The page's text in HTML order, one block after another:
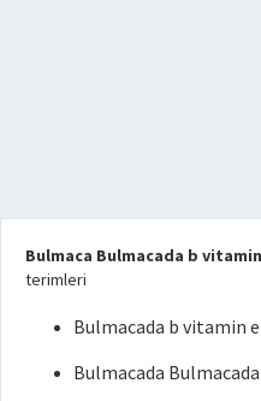
Bulmaca Bulmacada b
terimleri
Bulmacada b vitamin
Bulmacada